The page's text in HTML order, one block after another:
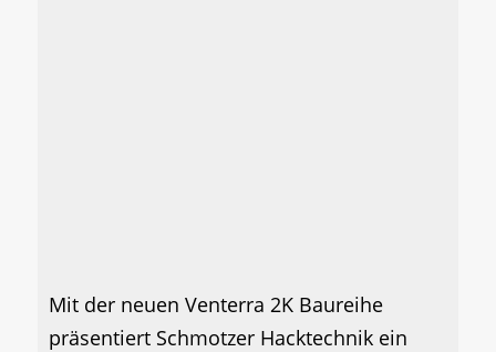
Mit der neuen Venterra 2K Baureihe
präsentiert Schmotzer Hacktechnik ein